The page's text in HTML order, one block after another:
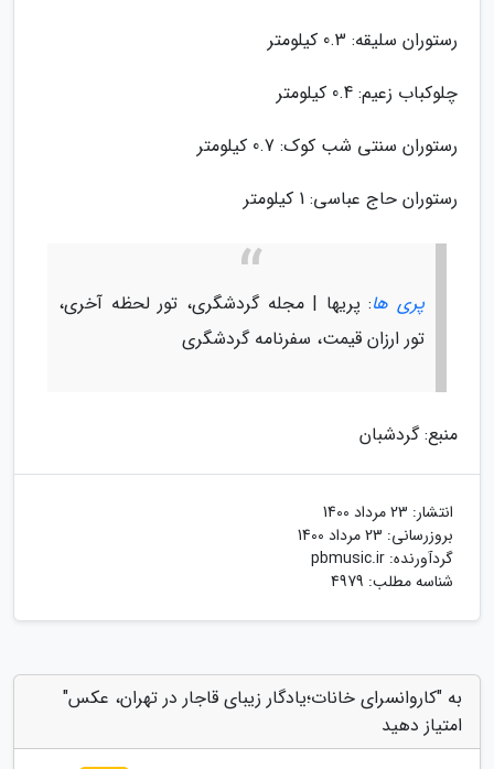
رستوران سلیقه: 0.3 کیلومتر
چلوکباب زعیم: 0.4 کیلومتر
رستوران سنتی شب کوک: 0.7 کیلومتر
رستوران حاج عباسی: 1 کیلومتر
پری ها: پریها | مجله گردشگری، تور لحظه آخری،
تور ارزان قیمت، سفرنامه گردشگری
منبع: گردشبان
انتشار: 23 مرداد 1400
بروزرسانی: 23 مرداد 1400
گردآورنده: pbmusic.ir
شناسه مطلب: 4979
به "کاروانسرای خانات؛یادگار زیبای قاجار در تهران، عکس"
امتیاز دهید